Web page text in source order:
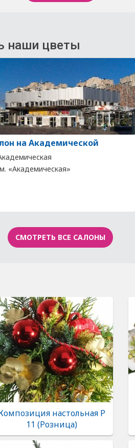
наши цветы
на Академической
«Академическая»
СМОТРЕТЬ ВСЕ САЛОНЫ
настольная Р
11 (Розница)